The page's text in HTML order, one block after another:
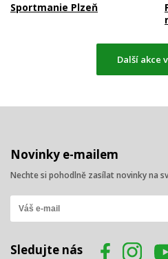
Sportmanie Plzeň
Další akce
Novinky e-mailem
Nechte si pohodlně zasílat novinky na
Sledujte nás